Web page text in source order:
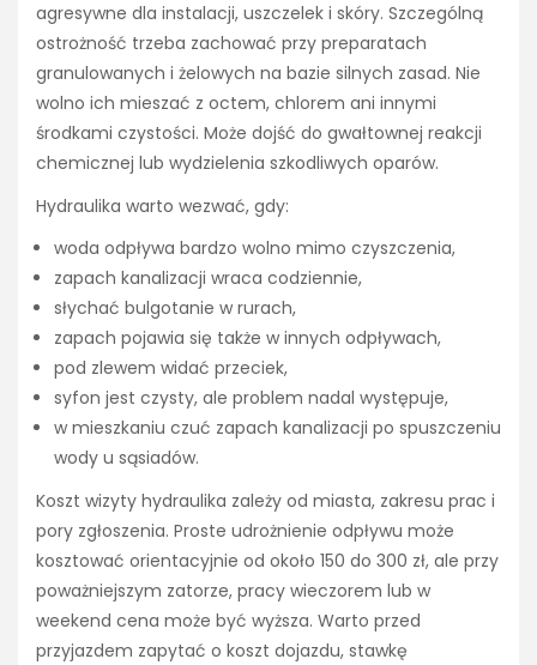
agresywne dla instalacji, uszczelek i skóry. Szczególną
ostrożność trzeba zachować przy preparatach
granulowanych i żelowych na bazie silnych zasad. Nie
wolno ich mieszać z octem, chlorem ani innymi
środkami czystości. Może dojść do gwałtownej reakcji
chemicznej lub wydzielenia szkodliwych oparów.
Hydraulika warto wezwać, gdy:
woda odpływa bardzo wolno mimo czyszczenia,
zapach kanalizacji wraca codziennie,
słychać bulgotanie w rurach,
zapach pojawia się także w innych odpływach,
pod zlewem widać przeciek,
syfon jest czysty, ale problem nadal występuje,
w mieszkaniu czuć zapach kanalizacji po spuszczeniu
wody u sąsiadów.
Koszt wizyty hydraulika zależy od miasta, zakresu prac i
pory zgłoszenia. Proste udrożnienie odpływu może
kosztować orientacyjnie od około 150 do 300 zł, ale przy
poważniejszym zatorze, pracy wieczorem lub w
weekend cena może być wyższa. Warto przed
przyjazdem zapytać o koszt dojazdu, stawkę